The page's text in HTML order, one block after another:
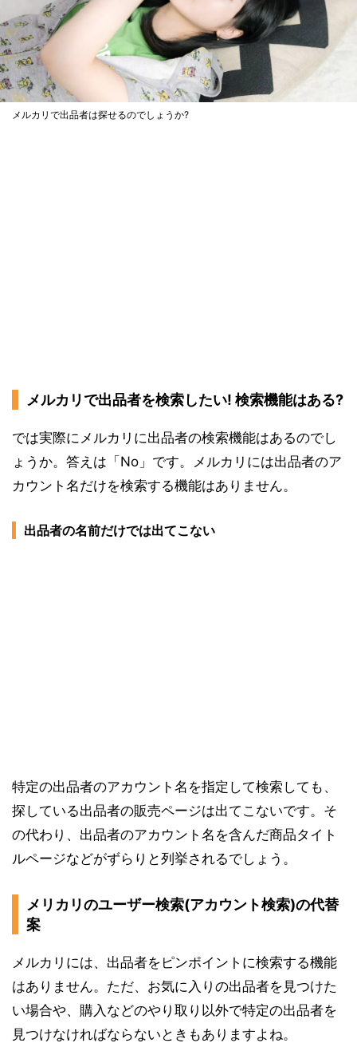
メルカリで出品者は探せるのでしょうか?
メルカリで出品者を検索したい! 検索機能はある?
では実際にメルカリに出品者の検索機能はあるのでし
ょうか。答えは「No」です。メルカリには出品者のア
カウント名だけを検索する機能はありません。
出品者の名前だけでは出てこない
特定の出品者のアカウント名を指定して検索しても、
探している出品者の販売ページは出てこないです。そ
の代わり、出品者のアカウント名を含んだ商品タイト
ルページなどがずらりと列挙されるでしょう。
メリカリのユーザー検索(アカウント検索)の代替
案
メルカリには、出品者をピンポイントに検索する機能
はありません。ただ、お気に入りの出品者を見つけた
い場合や、購入などのやり取り以外で特定の出品者を
見つけなければならないときもありますよね。